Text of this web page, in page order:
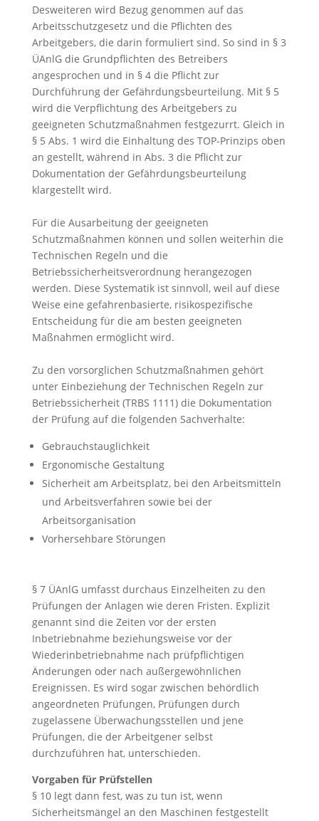
Desweiteren wird Bezug genommen auf das
Arbeitsschutzgesetz und die Pflichten des
Arbeitgebers, die darin formuliert sind. So sind in § 3
ÜAnlG die Grundpflichten des Betreibers
angesprochen und in § 4 die Pflicht zur
Durchführung der Gefährdungsbeurteilung. Mit § 5
wird die Verpflichtung des Arbeitgebers zu
geeigneten Schutzmaßnahmen festgezurrt. Gleich in
§ 5 Abs. 1 wird die Einhaltung des TOP-Prinzips oben
an gestellt, während in Abs. 3 die Pflicht zur
Dokumentation der Gefährdungsbeurteilung
klargestellt wird.
Für die Ausarbeitung der geeigneten
Schutzmaßnahmen können und sollen weiterhin die
Technischen Regeln und die
Betriebssicherheitsverordnung herangezogen
werden. Diese Systematik ist sinnvoll, weil auf diese
Weise eine gefahrenbasierte, risikospezifische
Entscheidung für die am besten geeigneten
Maßnahmen ermöglicht wird.
Zu den vorsorglichen Schutzmaßnahmen gehört
unter Einbeziehung der Technischen Regeln zur
Betriebssicherheit (TRBS 1111) die Dokumentation
der Prüfung auf die folgenden Sachverhalte:
Gebrauchstauglichkeit
Ergonomische Gestaltung
Sicherheit am Arbeitsplatz, bei den Arbeitsmitteln
und Arbeitsverfahren sowie bei der
Arbeitsorganisation
Vorhersehbare Störungen
§ 7 ÜAnlG umfasst durchaus Einzelheiten zu den
Prüfungen der Anlagen wie deren Fristen. Explizit
genannt sind die Zeiten vor der ersten
Inbetriebnahme beziehungsweise vor der
Wiederinbetriebnahme nach prüfpflichtigen
Änderungen oder nach außergewöhnlichen
Ereignissen. Es wird sogar zwischen behördlich
angeordneten Prüfungen, Prüfungen durch
zugelassene Überwachungsstellen und jene
Prüfungen, die der Arbeitgener selbst
durchzuführen hat, unterschieden.
Vorgaben für Prüfstellen
§ 10 legt dann fest, was zu tun ist, wenn
Sicherheitsmängel an den Maschinen festgestellt